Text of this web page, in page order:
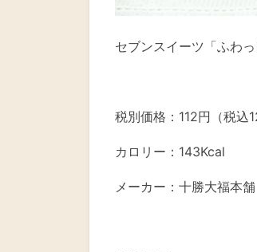
セブンスイーツ「ふわ
税別価格：112円（税込
カロリー：143Kcal
メーカー：十勝大福本舗